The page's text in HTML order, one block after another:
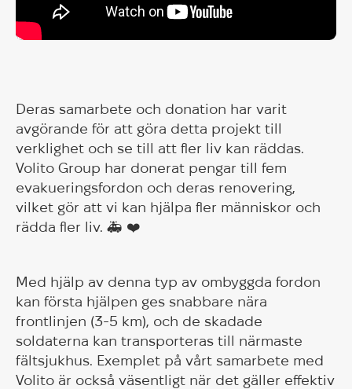
Deras samarbete och donation har varit
avgörande för att göra detta projekt till
verklighet och se till att fler liv kan räddas.
Volito Group har donerat pengar till fem
evakueringsfordon och deras renovering,
vilket gör att vi kan hjälpa fler människor och
rädda fler liv. 🚑 ❤️
Med hjälp av denna typ av ombyggda fordon
kan första hjälpen ges snabbare nära
frontlinjen (3-5 km), och de skadade
soldaterna kan transporteras till närmaste
fältsjukhus. Exemplet på vårt samarbete med
Volito är också väsentligt när det gäller effektiv